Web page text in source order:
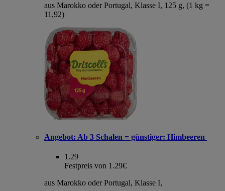
aus Marokko oder Portugal, Klasse I, 125 g, (1 kg =
11,92)
Angebot: Ab 3 Schalen = günstiger: Himbeeren
1.29
Festpreis von 1.29€
aus Marokko oder Portugal, Klasse I,